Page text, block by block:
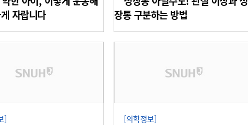
자랍니다
장통 구분하는 방법
] [의학정보]